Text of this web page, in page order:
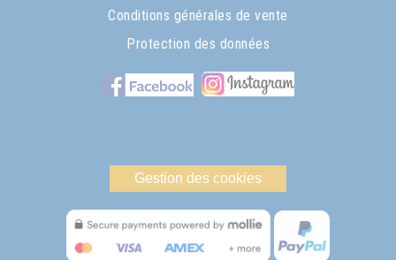
Conditions générales de vente
Protection des données
Gestion des cookies